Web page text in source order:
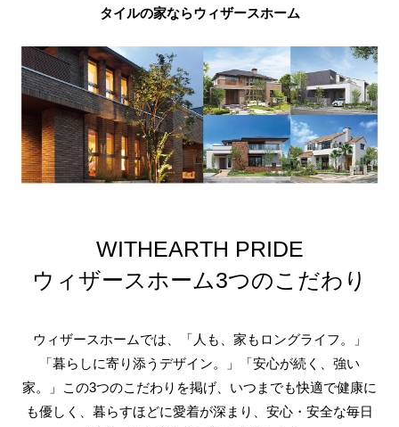
タイルの家ならウィザースホーム
WITHEARTH PRIDE
ウィザースホーム3つのこだわり
ウィザースホームでは、「人も、家もロングライフ。」
「暮らしに寄り添うデザイン。」「安心が続く、強い
家。」この3つのこだわりを掲げ、いつまでも快適で健康に
も優しく、暮らすほどに愛着が深まり、安心・安全な毎日